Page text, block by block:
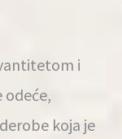
i
odeće,
koja je